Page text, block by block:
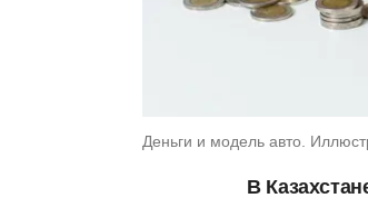
Деньги и модель авто.
В